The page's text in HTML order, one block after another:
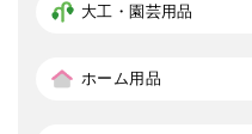
大工・園芸用品
ホーム用品